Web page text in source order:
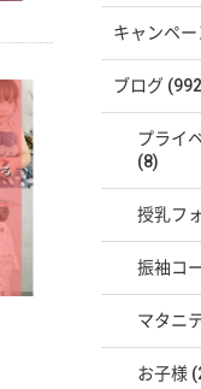
キャンペ
ブログ
プライ
(8)
授乳フ
振袖コ
マタニ
お子様